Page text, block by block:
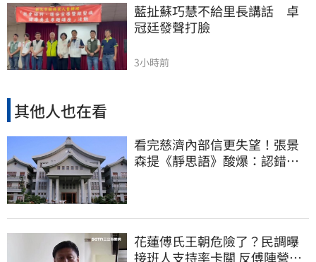
藍扯蘇巧慧不給里長講話　卓
冠廷發聲打臉
3小時前
其他人也在看
看完慈濟內部信更失望！張景
森提《靜思語》酸爆：認錯有
花蓮傅氏王朝危險了？民調曝
接班人支持率卡關 反傅陣營迎